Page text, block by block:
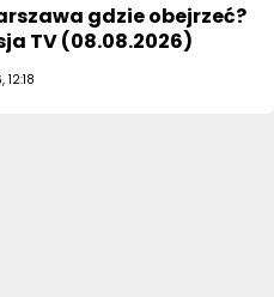
gdzie obejrzeć?
TV (08.08.2026)
12:18